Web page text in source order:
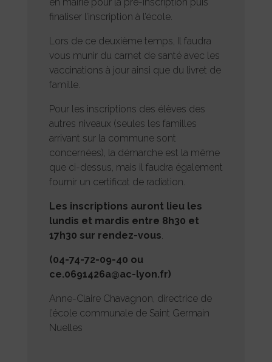
finaliser l’inscription à l’école.
Lors de ce deuxième temps, Il faudra
vous munir du carnet de santé avec les
vaccinations à jour ainsi que du livret de
famille.
Pour les inscriptions des élèves des
autres niveaux (seules les familles
arrivant sur la commune sont
concernées), la démarche est la même
que ci-dessus, mais il faudra également
fournir un certificat de radiation.
Les inscriptions auront lieu les
lundis et mardis entre 8h30 et
17h30 sur rendez-vous.
(04-74-72-09-40 ou
ce.0691426a@ac-lyon.fr)
Anne-Claire Chavagnon, directrice de
l’école communale de Saint Germain
Nuelles